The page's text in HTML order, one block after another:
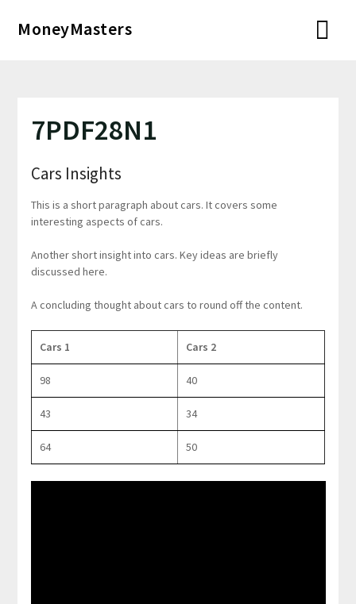
MoneyMasters
7PDF28N1
Cars Insights
This is a short paragraph about cars. It covers some
interesting aspects of cars.
Another short insight into cars. Key ideas are briefly
discussed here.
A concluding thought about cars to round off the content.
Cars 1 Cars 2
98 40
43 34
64 50